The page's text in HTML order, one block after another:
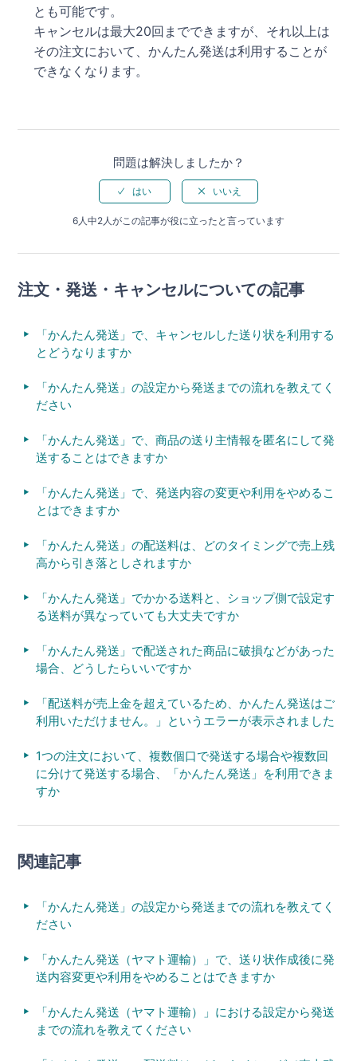
とも可能です。
キャンセルは最大20回までできますが、それ以上は
その注文において、かんたん発送は利用することが
できなくなります。
問題は解決しましたか？
6人中2人がこの記事が役に立ったと言っています
注文・発送・キャンセルについての記事
「かんたん発送」で、キャンセルした送り状を利用する
とどうなりますか
「かんたん発送」の設定から発送までの流れを教えてく
ださい
「かんたん発送」で、商品の送り主情報を匿名にして発
送することはできますか
「かんたん発送」で、発送内容の変更や利用をやめるこ
とはできますか
「かんたん発送」の配送料は、どのタイミングで売上残
高から引き落としされますか
「かんたん発送」でかかる送料と、ショップ側で設定す
る送料が異なっていても大丈夫ですか
「かんたん発送」で配送された商品に破損などがあった
場合、どうしたらいいですか
「配送料が売上金を超えているため、かんたん発送はご
利用いただけません。」というエラーが表示されました
1つの注文において、複数個口で発送する場合や複数回
に分けて発送する場合、「かんたん発送」を利用できま
すか
関連記事
「かんたん発送」の設定から発送までの流れを教えてく
ださい
「かんたん発送（ヤマト運輸）」で、送り状作成後に発
送内容変更や利用をやめることはできますか
「かんたん発送（ヤマト運輸）」における設定から発送
までの流れを教えてください